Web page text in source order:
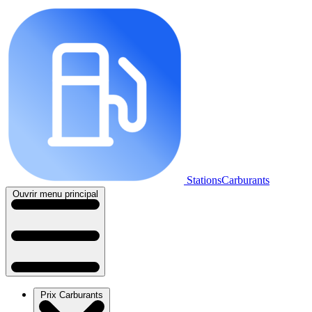
StationsCarburants
Ouvrir menu principal
Prix Carburants